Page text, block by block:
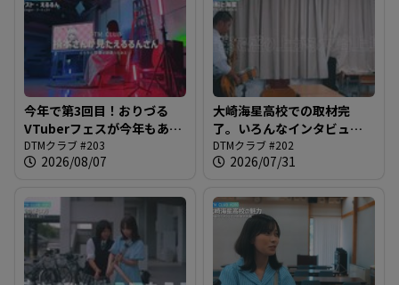
生
す
る
今年で第3回目！おりづる
VTuberフェスが今年もある
よ。@DTMクラブ #203
DTMクラブ #203
2026/08/07
大崎海星高校での取材完
了。いろんなインタビュー
を元に楽曲を完成させまし
ょうみなさん@DTMクラブ
DTMクラブ #202
2026/07/31